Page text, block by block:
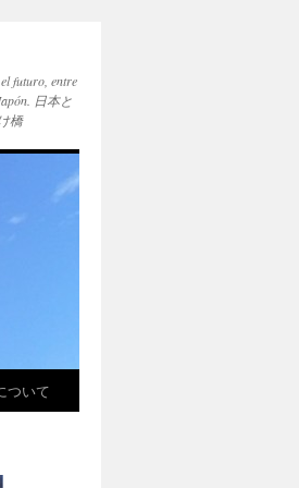
futuro, entre
日本と
橋
ついて